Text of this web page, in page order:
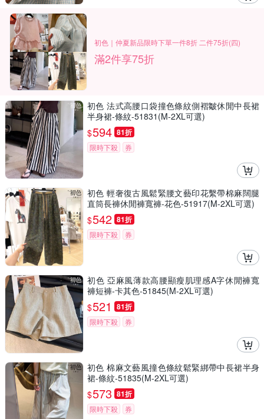
初色｜仲夏新品限時下單一件8折 二件75折(四)
滿2件享75折
初色 法式高腰口袋撞色條紋側褶皺休閒中長裙
半身裙-條紋-51831(M-2XL可選)
$594 81折
限時下殺 券
初色 輕奢復古風鬆緊腰文藝印花繫帶棉麻闊腿
直筒長褲休閒褲寬褲-花色-51917(M-2XL可選)
$542 81折
限時下殺 券
初色 亞麻風薄款高腰顯瘦肌理感A字休閒褲寬
褲短褲-卡其色-51845(M-2XL可選)
$521 81折
限時下殺 券
初色 棉麻文藝風撞色條紋鬆緊綁帶中長裙半身
裙-條紋-51835(M-2XL可選)
$573 81折
限時下殺 券